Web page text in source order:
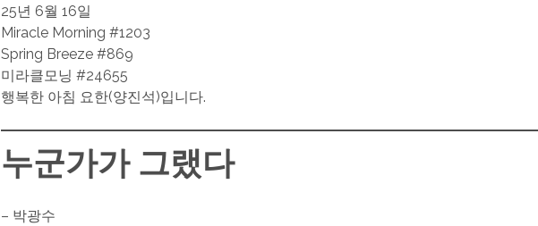
25년 6월 16일
Miracle Morning #1203
Spring Breeze #869
미라클모닝 #24655
행복한 아침 요한(양진석)입니다.
누군가가 그랬다
– 박광수